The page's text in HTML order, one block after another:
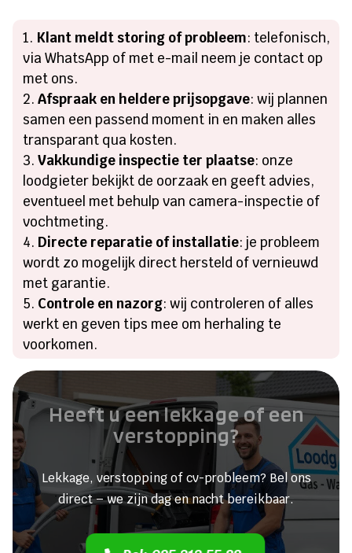
Klant meldt storing of probleem: telefonisch,
via WhatsApp of met e-mail neem je contact op
met ons.
Afspraak en heldere prijsopgave: wij plannen
samen een passend moment in en maken alles
transparant qua kosten.
Vakkundige inspectie ter plaatse: onze
loodgieter bekijkt de oorzaak en geeft advies,
eventueel met behulp van camera-inspectie of
vochtmeting.
Directe reparatie of installatie: je probleem
wordt zo mogelijk direct hersteld of vernieuwd
met garantie.
Controle en nazorg: wij controleren of alles
werkt en geven tips mee om herhaling te
voorkomen.
Heeft u een lekkage of een
verstopping?
Lekkage, verstopping of cv-probleem? Bel ons
direct – we zijn dag en nacht bereikbaar.